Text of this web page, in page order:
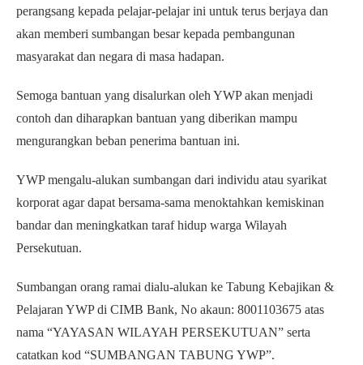
perangsang kepada pelajar-pelajar ini untuk terus berjaya dan
akan memberi sumbangan besar kepada pembangunan
masyarakat dan negara di masa hadapan.
Semoga bantuan yang disalurkan oleh YWP akan menjadi
contoh dan diharapkan bantuan yang diberikan mampu
mengurangkan beban penerima bantuan ini.
YWP mengalu-alukan sumbangan dari individu atau syarikat
korporat agar dapat bersama-sama menoktahkan kemiskinan
bandar dan meningkatkan taraf hidup warga Wilayah
Persekutuan.
Sumbangan orang ramai dialu-alukan ke Tabung Kebajikan &
Pelajaran YWP di CIMB Bank, No akaun: 8001103675 atas
nama “YAYASAN WILAYAH PERSEKUTUAN” serta
catatkan kod “SUMBANGAN TABUNG YWP”.